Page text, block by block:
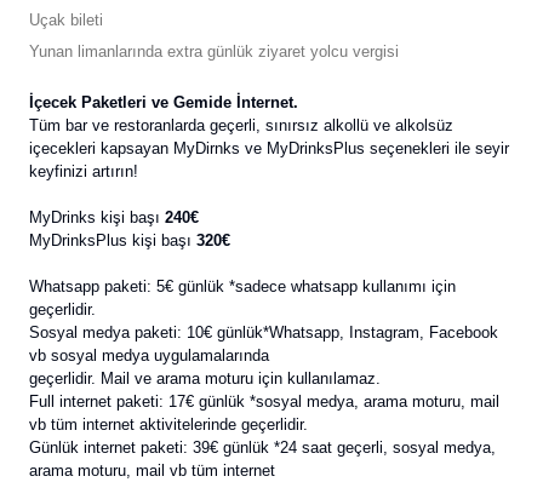
Uçak bileti
Yunan limanlarında extra günlük ziyaret yolcu vergisi
İçecek Paketleri ve Gemide İnternet.
Tüm bar ve restoranlarda geçerli, sınırsız alkollü ve alkolsüz
içecekleri kapsayan MyDirnks ve MyDrinksPlus seçenekleri ile seyir
keyfinizi artırın!
MyDrinks kişi başı 240€
MyDrinksPlus kişi başı 320€
Whatsapp paketi: 5€ günlük *sadece whatsapp kullanımı için
geçerlidir.
Sosyal medya paketi: 10€ günlük*Whatsapp, Instagram, Facebook
vb sosyal medya uygulamalarında
geçerlidir. Mail ve arama moturu için kullanılamaz.
Full internet paketi: 17€ günlük *sosyal medya, arama moturu, mail
vb tüm internet aktivitelerinde geçerlidir.
Günlük internet paketi: 39€ günlük *24 saat geçerli, sosyal medya,
arama moturu, mail vb tüm internet